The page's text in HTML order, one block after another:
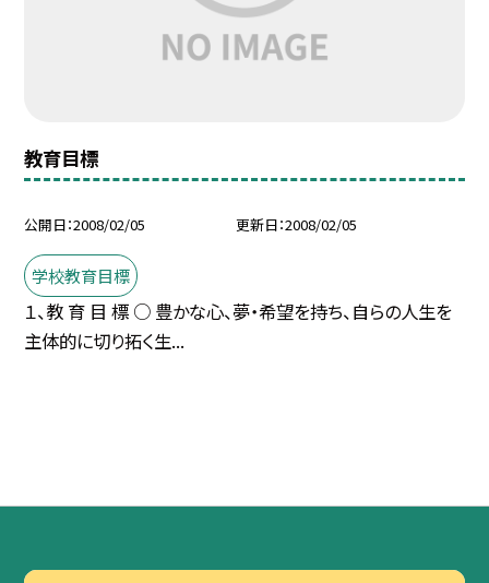
教育目標
公開日 2008/02/05 更新日 2008/02/05
学校教育目標
１、教 育 目 標 ○ 豊かな心、夢・希望を持ち、自らの人生を
主体的に切り拓く生...